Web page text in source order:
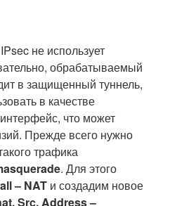
не использует
обрабатываемый
в защищенный туннель,
в качестве
что может
Прежде всего нужно
трафика
. Для этого
– NAT и создадим новое
Src. Address –